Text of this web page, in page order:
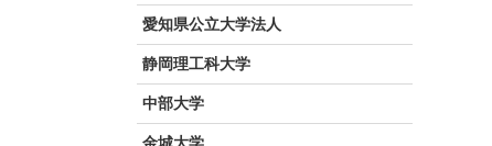
愛知県公立大学法人
静岡理工科大学
中部大学